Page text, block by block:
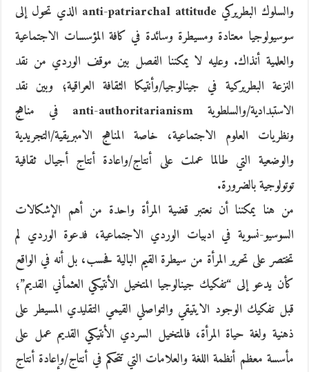
والسلوك البطريركي anti-patriarchal attitude الذي تحول إلى
سوسيولوجيا معتادة ومسيطرة وسائدة في كافة المؤسسات الاجتماعية
والعلمية أنذاك. وعليه لا يمكننا الفصل بين موقف الوردي من نقد
النزعة البطريركية في جينالوجيا/وأنتيكا الثقافة العراقية؛ وبين نقد
الاستبدادية/والسلطوية anti-authoritarianism في مناهج
ونظريات العلوم الاجتماعية، خاصة المناهج الامبريقية/التجريدية
والوضعية التي طالما عملت على أنتاج/واعادة أنتاج أجيال ثقافية
توتولوجية بالضرورة.
من هنا يمكننا أن نعتبر قضية المرأة واحدة من أهم الإشكالات
السوسيو-نسوية في ادبيات الوردي الاجتماعية، فدعوة الوردي لم
تختصر على تحرير المرأة من سيطرة القيم البالية فحسب، بل أنه في الواقع
كأن يدعو إلى “تفكيك جينالوجيا المتخيل الأنتيكي العثمأني القديم”؛
قبل تفكيك الوجود الايتيقي والتواصلي القيمي التقليدي المسيطر على
ذهنية ولغة حياة المرأة، فالمتخيل السردي الأنتيكي القديم عمل على
مأسسة معظم أنظمة اللغة والعلامات التي تتحكم في أنتاج/وإعادة أنتاج